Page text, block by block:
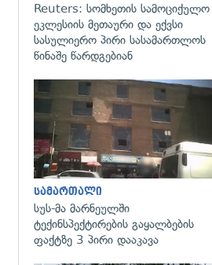
Reuters: სომხეთის სამოციქულო
ეკლესიის მეთაური და ექვსი
სასულიერო პირი სასამართლოს
წინაშე წარდგებიან
სამართალი
სუს-მა მარნეულში
ტექინსპექტირების გაყალბების
ფაქტზე 3 პირი დააკავა